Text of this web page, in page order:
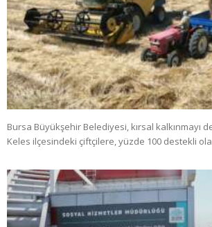
Bursa Büyükşehir Belediyesi, kırsal kalkınmayı
Keles ilçesindeki çiftçilere, yüzde 100 destekli